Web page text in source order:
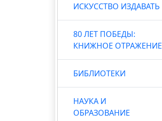
ИСКУССТВО ИЗДАВАТЬ
80 ЛЕТ ПОБЕДЫ:
КНИЖНОЕ ОТРАЖЕНИЕ
БИБЛИОТЕКИ
НАУКА И
ОБРАЗОВАНИЕ